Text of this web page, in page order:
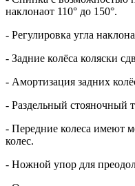
наклонаот 110° до 150°.
- Регулировка угла
- Задние колёса коляски
- Амортизация задних
- Раздельный стояночный
- Передние колеса имеют
колес.
- Ножной упор для